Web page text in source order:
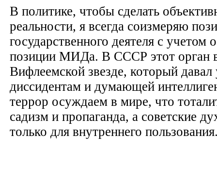
В политике, чтобы сделать
реальности, я всегда соизмеряю
государственного деятеля с учетом
позиции МИДа. В СССР этот орган
Вифлеемской звезде, который давал
диссидентам и думающей
террор осуждаем в мире, что
садизм и пропаганда, а советские
только для внутреннего